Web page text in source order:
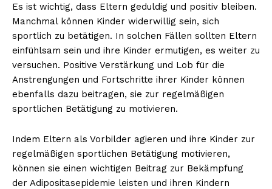
Es ist wichtig, dass Eltern geduldig und positiv bleiben.
Manchmal können Kinder widerwillig sein, sich
sportlich zu betätigen. In solchen Fällen sollten Eltern
einfühlsam sein und ihre Kinder ermutigen, es weiter zu
versuchen. Positive Verstärkung und Lob für die
Anstrengungen und Fortschritte ihrer Kinder können
ebenfalls dazu beitragen, sie zur regelmäßigen
sportlichen Betätigung zu motivieren.
Indem Eltern als Vorbilder agieren und ihre Kinder zur
regelmäßigen sportlichen Betätigung motivieren,
können sie einen wichtigen Beitrag zur Bekämpfung
der Adipositasepidemie leisten und ihren Kindern